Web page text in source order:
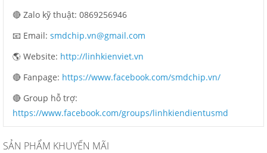
🔴 Zalo kỹ thuật: 0869256946
📧 Email: smdchip.vn@gmail.com
🌎 Website: http://linhkienviet.vn
🔴 Fanpage: https://www.facebook.com/smdchip.vn/
🔴 Group hỗ trợ:
https://www.facebook.com/groups/linhkiendientusmd
SẢN PHẨM KHUYẾN MÃI